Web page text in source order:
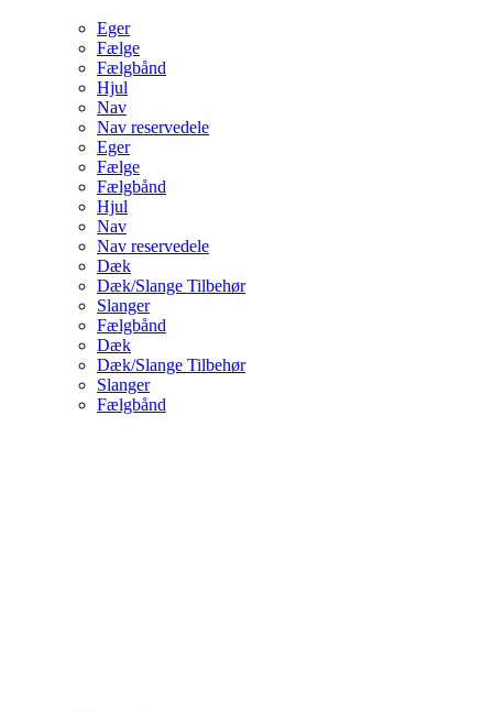
Eger
Fælge
Fælgbånd
Hjul
Nav
Nav reservedele
Eger
Fælge
Fælgbånd
Hjul
Nav
Nav reservedele
Dæk
Dæk/Slange Tilbehør
Slanger
Fælgbånd
Dæk
Dæk/Slange Tilbehør
Slanger
Fælgbånd